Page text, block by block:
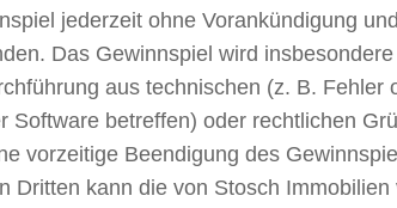
jederzeit ohne Vorankündigung
Das Gewinnspiel wird
aus technischen (z. B. Fehler
Software betreffen) oder rechtlichen
vorzeitige Beendigung des
Dritten kann die von Stosch